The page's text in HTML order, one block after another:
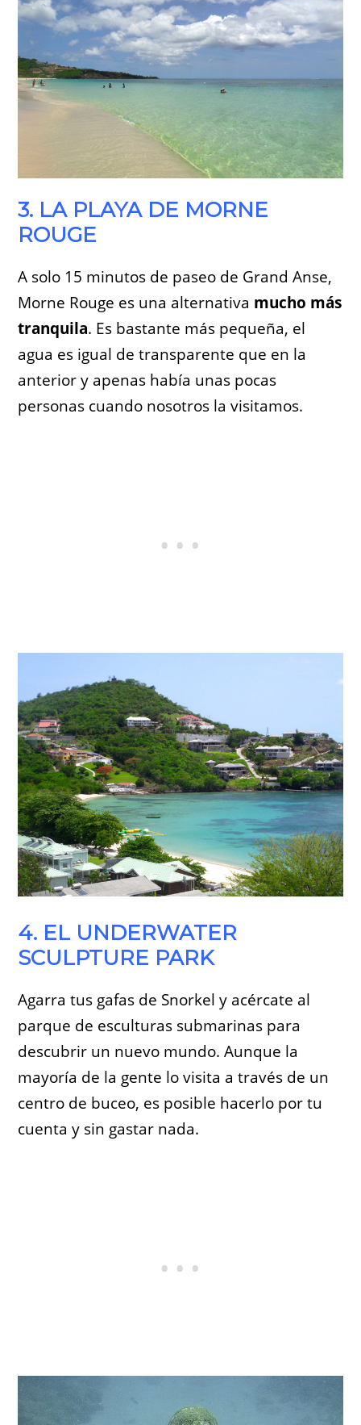
3. LA PLAYA DE MORNE
ROUGE
A solo 15 minutos de paseo de Grand Anse,
Morne Rouge es una alternativa mucho más
tranquila. Es bastante más pequeña, el
agua es igual de transparente que en la
anterior y apenas había unas pocas
personas cuando nosotros la visitamos.
4. EL UNDERWATER
SCULPTURE PARK
Agarra tus gafas de Snorkel y acércate al
parque de esculturas submarinas para
descubrir un nuevo mundo. Aunque la
mayoría de la gente lo visita a través de un
centro de buceo, es posible hacerlo por tu
cuenta y sin gastar nada.